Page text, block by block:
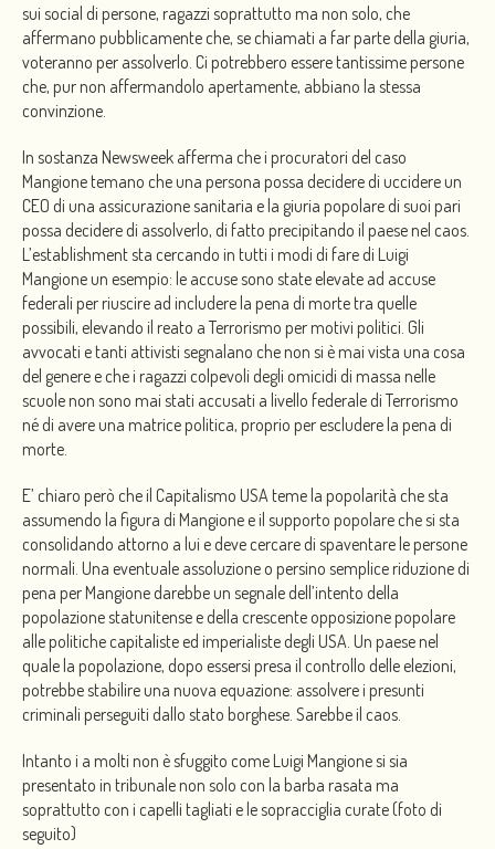
sui social di persone, ragazzi soprattutto ma non solo, che
affermano pubblicamente che, se chiamati a far parte della giuria,
voteranno per assolverlo. Ci potrebbero essere tantissime persone
che, pur non affermandolo apertamente, abbiano la stessa
convinzione.
In sostanza Newsweek afferma che i procuratori del caso
Mangione temano che una persona possa decidere di uccidere un
CEO di una assicurazione sanitaria e la giuria popolare di suoi pari
possa decidere di assolverlo, di fatto precipitando il paese nel caos.
L’establishment sta cercando in tutti i modi di fare di Luigi
Mangione un esempio: le accuse sono state elevate ad accuse
federali per riuscire ad includere la pena di morte tra quelle
possibili, elevando il reato a Terrorismo per motivi politici. Gli
avvocati e tanti attivisti segnalano che non si è mai vista una cosa
del genere e che i ragazzi colpevoli degli omicidi di massa nelle
scuole non sono mai stati accusati a livello federale di Terrorismo
né di avere una matrice politica, proprio per escludere la pena di
morte.
E’ chiaro però che il Capitalismo USA teme la popolarità che sta
assumendo la figura di Mangione e il supporto popolare che si sta
consolidando attorno a lui e deve cercare di spaventare le persone
normali. Una eventuale assoluzione o persino semplice riduzione di
pena per Mangione darebbe un segnale dell’intento della
popolazione statunitense e della crescente opposizione popolare
alle politiche capitaliste ed imperialiste degli USA. Un paese nel
quale la popolazione, dopo essersi presa il controllo delle elezioni,
potrebbe stabilire una nuova equazione: assolvere i presunti
criminali perseguiti dallo stato borghese. Sarebbe il caos.
Intanto i a molti non è sfuggito come Luigi Mangione si sia
presentato in tribunale non solo con la barba rasata ma
soprattutto con i capelli tagliati e le sopracciglia curate (foto di
seguito)